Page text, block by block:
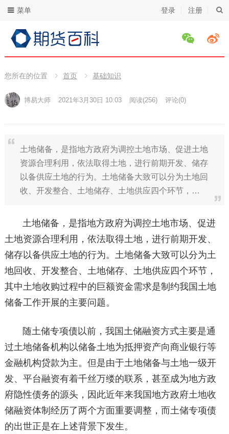
登录 注册
菜单
您所在的位置 首页 基础知识
博易大师 2021年3月30日 10:03 阅读(256) 评论(0)
土地储备，是指地方政府为调控土地市场、促进土地
资源合理利用，依法取得土地，进行前期开发、储存
以备供应土地的行为。土地储备大致可以分为土地回
收、开发整合、土地储存、土地供应四个环节，…
土地储备，是指地方政府为调控土地市场、促进
土地资源合理利用，依法取得土地，进行前期开发、
储存以备供应土地的行为。土地储备大致可以分为土
地回收、开发整合、土地储存、土地供应四个环节，
其中土地收购过程中的巨额资金需求是制约我国土地
储备工作开展的主要问题。
随土储专项债以前，我国土储融资方式主要是通
过土地储备机构以储备土地为抵押资产向商业银行等
金融机构贷款为主。但是由于土地储备与土地一级开
发、平台融资有着千丝万缕的联系，甚至成为地方政
府隐性债务的源头，因此近年来我国地方政府土地收
储融资体制经历了两个方面重要调整，而土储专项债
的出世正是在上述背景下发生。